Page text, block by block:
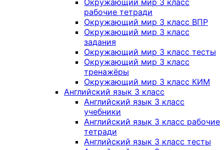
Окружающий мир 3 класс
рабочие тетради
Окружающий мир 3 класс ВПР
Окружающий мир 3 класс
задания
Окружающий мир 3 класс тесты
Окружающий мир 3 класс
тренажёры
Окружающий мир 3 класс КИМ
Английский язык 3 класс
Английский язык 3 класс
учебники
Английский язык 3 класс рабочие
тетради
Английский язык 3 класс тесты